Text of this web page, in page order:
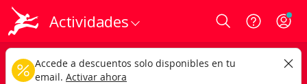
Actividades Login
Algarve
Alquiler de motos de agua Cualquier fecha
CAMBIAR
Accede a descuentos solo disponibles en tu
email. Activar ahora